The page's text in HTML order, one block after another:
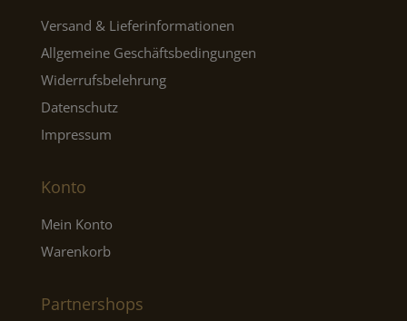
Versand & Lieferinformationen
Allgemeine Geschäftsbedingungen
Widerrufsbelehrung
Datenschutz
Impressum
Konto
Mein Konto
Warenkorb
Partnershops